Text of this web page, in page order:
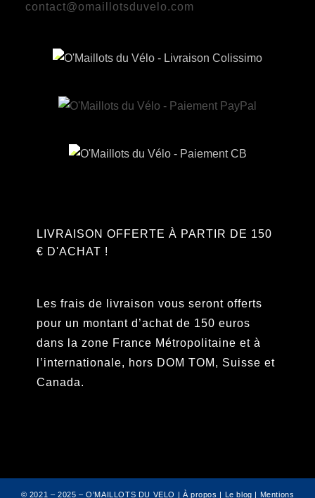
contact@omaillotsduvelo.com
LIVRAISON OFFERTE À PARTIR DE 150
€ D'ACHAT !
Les frais de livraison vous seront offerts
pour un montant d’achat de 150 euros
dans la zone France Métropolitaine et à
l’internationale, hors DOM TOM, Suisse et
Canada.
© 2021 – 2025 – O’MAILLOTS DU VELO | À propos | Le blog | Mentions